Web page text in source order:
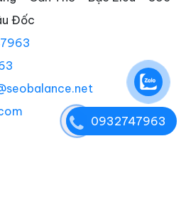
Đốc
0932747963